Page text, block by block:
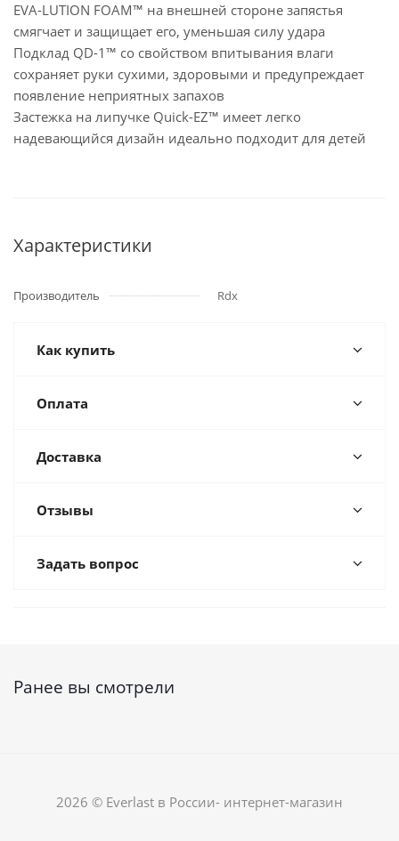
EVA-LUTION FOAM™ на внешней стороне запястья
смягчает и защищает его, уменьшая силу удара
Подклад QD-1™ со свойством впитывания влаги
сохраняет руки сухими, здоровыми и предупреждает
появление неприятных запахов
Застежка на липучке Quick-EZ™ имеет легко
надевающийся дизайн идеально подходит для детей
Характеристики
Производитель Rdx
Как купить
Оплата
Доставка
Отзывы
Задать вопрос
Ранее вы смотрели
2026 © Everlast в России- интернет-магазин